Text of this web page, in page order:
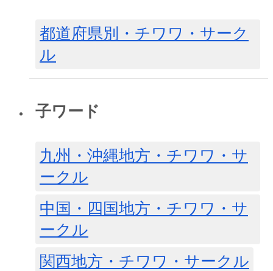
都道府県別・チワワ・サーク
ル
子ワード
九州・沖縄地方・チワワ・サ
ークル
中国・四国地方・チワワ・サ
ークル
関西地方・チワワ・サークル